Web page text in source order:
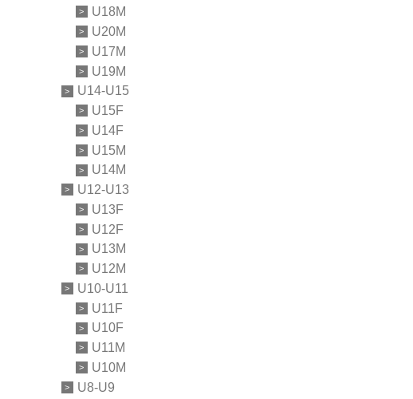
U18M
U20M
U17M
U19M
U14-U15
U15F
U14F
U15M
U14M
U12-U13
U13F
U12F
U13M
U12M
U10-U11
U11F
U10F
U11M
U10M
U8-U9